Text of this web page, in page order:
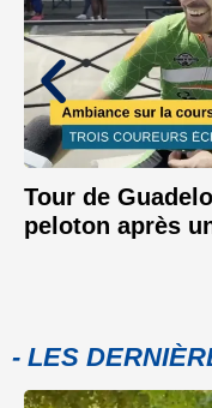
Tour de
peloton après
- LES